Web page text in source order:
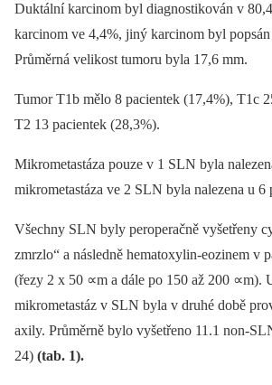
Duktální karcinom byl diagnostikován v
karcinom ve 4,4%, jiný karcinom byl
Průměrná velikost tumoru byla 17,6 mm.
Tumor T1b mělo 8 pacientek (17,4%), T1c
T2 13 pacientek (28,3%).
Mikrometastáza pouze v 1 SLN byla
mikrometastáza ve 2 SLN byla nalezena u 6
Všechny SLN byly peroperačně vyšetřeny
zmrzlo“ a následně hematoxylin-eozinem v
(řezy 2 x 50 ∝m a dále po 150 až 200 ∝m).
mikrometastáz v SLN byla v druhé době
axily. Průměrně bylo vyšetřeno 11.1 non-
24) (tab. 1).